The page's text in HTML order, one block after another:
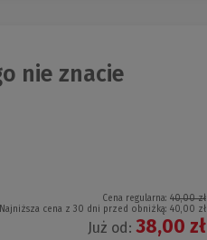
nie znacie
Cena regularna: 40,00 zł
Najniższa cena z 30 dni przed obniżką: 40,00 zł
Już od: 38,00 zł